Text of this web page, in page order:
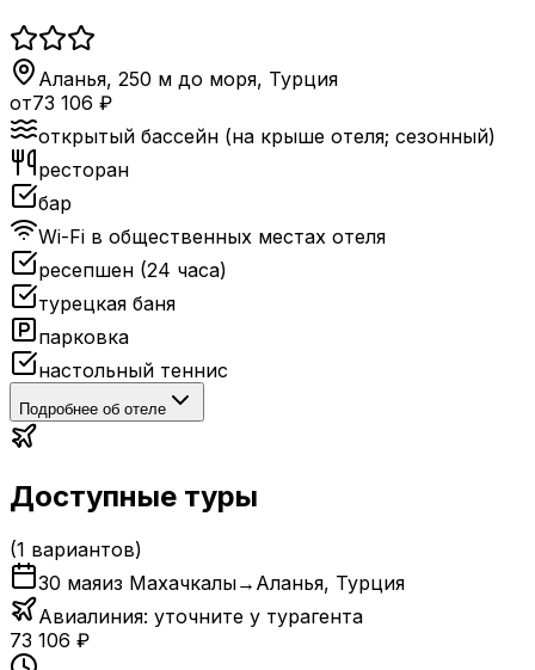
Аланья, 250 м до моря, Турция
от73 106 ₽
открытый бассейн (на крыше отеля; сезонный)
ресторан
бар
Wi-Fi в общественных местах отеля
ресепшен (24 часа)
турецкая баня
парковка
настольный теннис
Подробнее об отеле
Доступные туры
(1 вариантов)
30 маяиз Махачкалы→ Аланья, Турция
Авиалиния: уточните у турагента
73 106 ₽